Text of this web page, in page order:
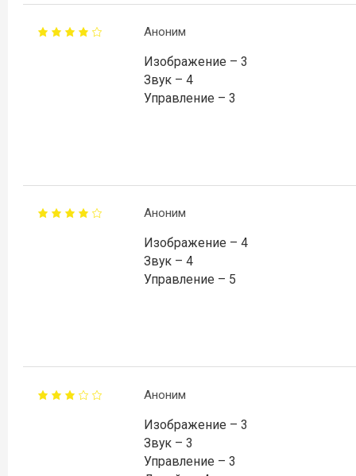
Аноним
Изображение – 3
Звук – 4
Управление – 3
Аноним
Изображение – 4
Звук – 4
Управление – 5
Аноним
Изображение – 3
Звук – 3
Управление – 3